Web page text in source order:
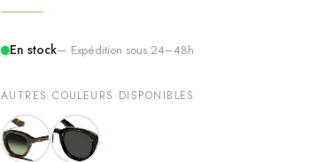
En stock— Expédition sous 24–48h
AUTRES COULEURS DISPONIBLES